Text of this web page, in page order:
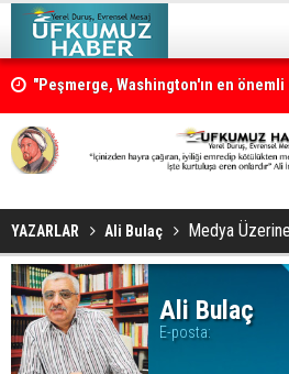
"Peşmerge, Washington'ın en
desteklenmeli"
Neçirvan Barzani: Kürdistan
YAZARLAR Ali Bulaç Medya Üzerine
Ali Bulaç
E-posta: